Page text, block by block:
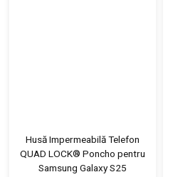
Husă Impermeabilă Telefon
QUAD LOCK® Poncho pentru
Samsung Galaxy S25